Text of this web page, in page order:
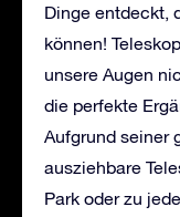
Dinge entdeckt,
können!
unsere Augen
die perfekte
Aufgrund seiner
ausziehbare
Park oder zu